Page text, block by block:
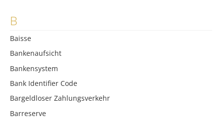
B
Baisse
Bankenaufsicht
Bankensystem
Bank Identifier Code
Bargeldloser Zahlungsverkehr
Barreserve